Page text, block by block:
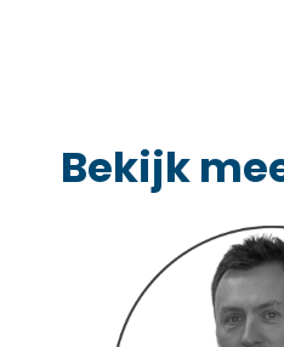
Bekijk